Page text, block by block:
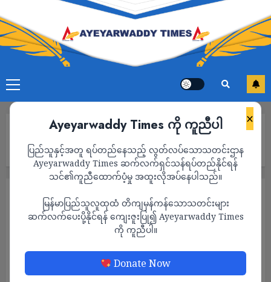
×
Ayeyarwaddy Times ကို ကူညီပါ
ပြည်သူနှင့်အတူ ရပ်တည်နေသည့် လွတ်လပ်သောသတင်းဌာန
Ayeyarwaddy Times ဆက်လက်ရှင်သန်ရပ်တည်နိုင်ရန်
သင်၏ကူညီထောက်ပံ့မှု အထူးလိုအပ်နေပါသည်။
မြန်မာပြည်သူလူထုထံ တိကျမှန်ကန်သောသတင်းများ
ဆက်လက်ပေးပို့နိုင်ရန် ကျေးဇူးပြု၍ Ayeyarwaddy Times
ကို ကူညီပါ။
Donate Now
ရန် လစဥ်ကောက်ခံနေသဖြင့် ဒေသခံများအခက်ကြုံ
ပုသိမ်မြို့နယ်အတွင်းရှိ ကျေးရွာများတွင်
စစ်မှုထမ်းအစားထိုးငှားရမ်းရန် လစဥ်ကောက်ခံ
နေသဖြင့် ဒေသခံများအခက်ကြုံ
ADMIN NOVEMBER 30, 2024